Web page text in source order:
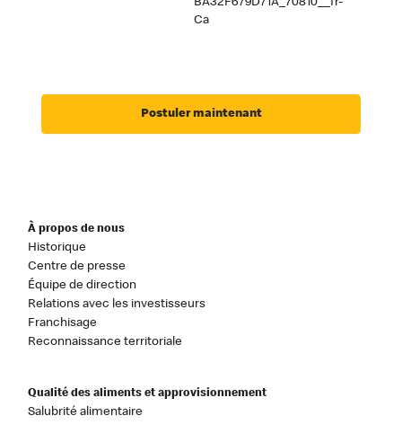
BA32F679D71A_70810__fr-
Ca
Postuler maintenant
À propos de nous
Historique
Centre de presse
Équipe de direction
Relations avec les investisseurs
Franchisage
Reconnaissance territoriale
Qualité des aliments et approvisionnement
Salubrité alimentaire